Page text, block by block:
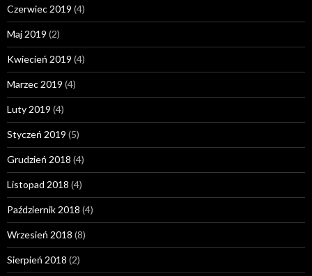
Czerwiec 2019 (4)
Maj 2019 (2)
Kwiecień 2019 (4)
Marzec 2019 (4)
Luty 2019 (4)
Styczeń 2019 (5)
Grudzień 2018 (4)
Listopad 2018 (4)
Październik 2018 (4)
Wrzesień 2018 (8)
Sierpień 2018 (2)